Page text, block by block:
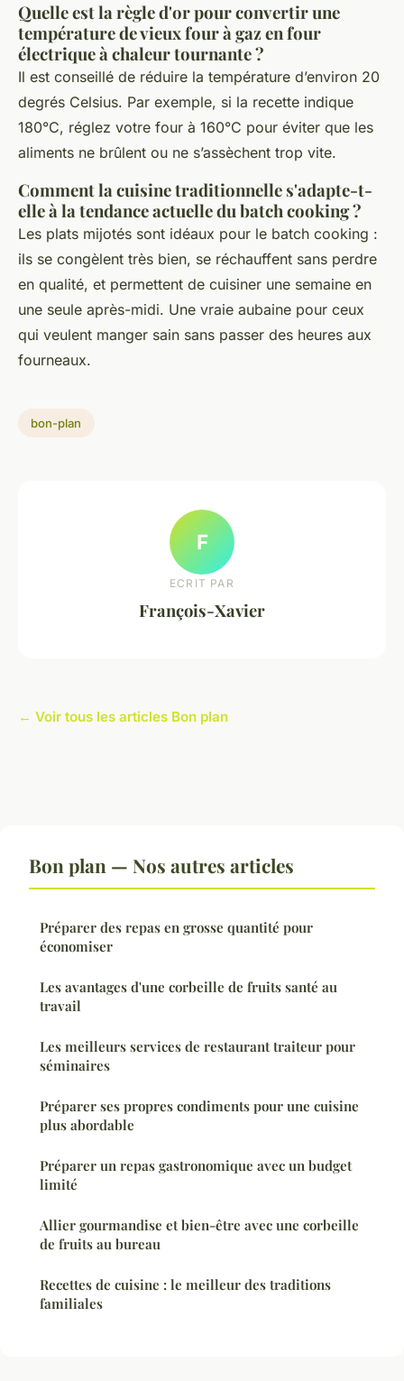
Quelle est la règle d'or pour convertir une
température de vieux four à gaz en four
électrique à chaleur tournante ?
Il est conseillé de réduire la température d’environ 20
degrés Celsius. Par exemple, si la recette indique
180°C, réglez votre four à 160°C pour éviter que les
aliments ne brûlent ou ne s’assèchent trop vite.
Comment la cuisine traditionnelle s'adapte-t-
elle à la tendance actuelle du batch cooking ?
Les plats mijotés sont idéaux pour le batch cooking :
ils se congèlent très bien, se réchauffent sans perdre
en qualité, et permettent de cuisiner une semaine en
une seule après-midi. Une vraie aubaine pour ceux
qui veulent manger sain sans passer des heures aux
fourneaux.
bon-plan
F
ECRIT PAR
François-Xavier
← Voir tous les articles Bon plan
Bon plan — Nos autres articles
Préparer des repas en grosse quantité pour
économiser
Les avantages d'une corbeille de fruits santé au
travail
Les meilleurs services de restaurant traiteur pour
séminaires
Préparer ses propres condiments pour une cuisine
plus abordable
Préparer un repas gastronomique avec un budget
limité
Allier gourmandise et bien-être avec une corbeille
de fruits au bureau
Recettes de cuisine : le meilleur des traditions
familiales